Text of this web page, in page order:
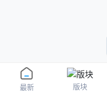
最新 版块